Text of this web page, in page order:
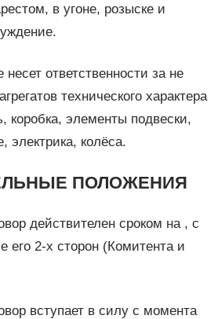
в угоне, розыске и
ответственности за не
технического характера
коробка, элементы подвески,
электрика, колёса.
ПОЛОЖЕНИЯ
действителен сроком на , с
его 2-х сторон (Комитента и
вступает в силу с момента